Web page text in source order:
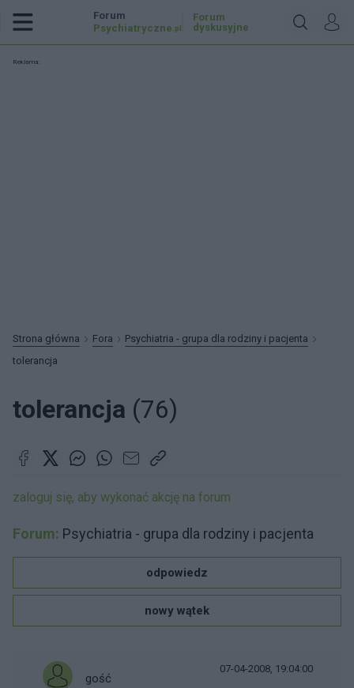
Forum
Psychiatryczne .pl
Forum
dyskusyjne
Reklama:
Strona główna Fora
Psychiatria - grupa dla rodziny i pacjenta
tolerancja
tolerancja (76)
zaloguj się, aby wykonać akcję na forum
Forum: Psychiatria - grupa dla rodziny i pacjenta
odpowiedz
nowy wątek
gość
07-04-2008, 19:04:00